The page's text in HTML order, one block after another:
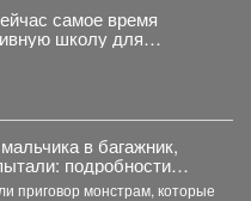
самое время
школу для
в багажник,
подробности
из Кузбасса
приговор монстрам, которые